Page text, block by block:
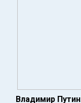
Владимир